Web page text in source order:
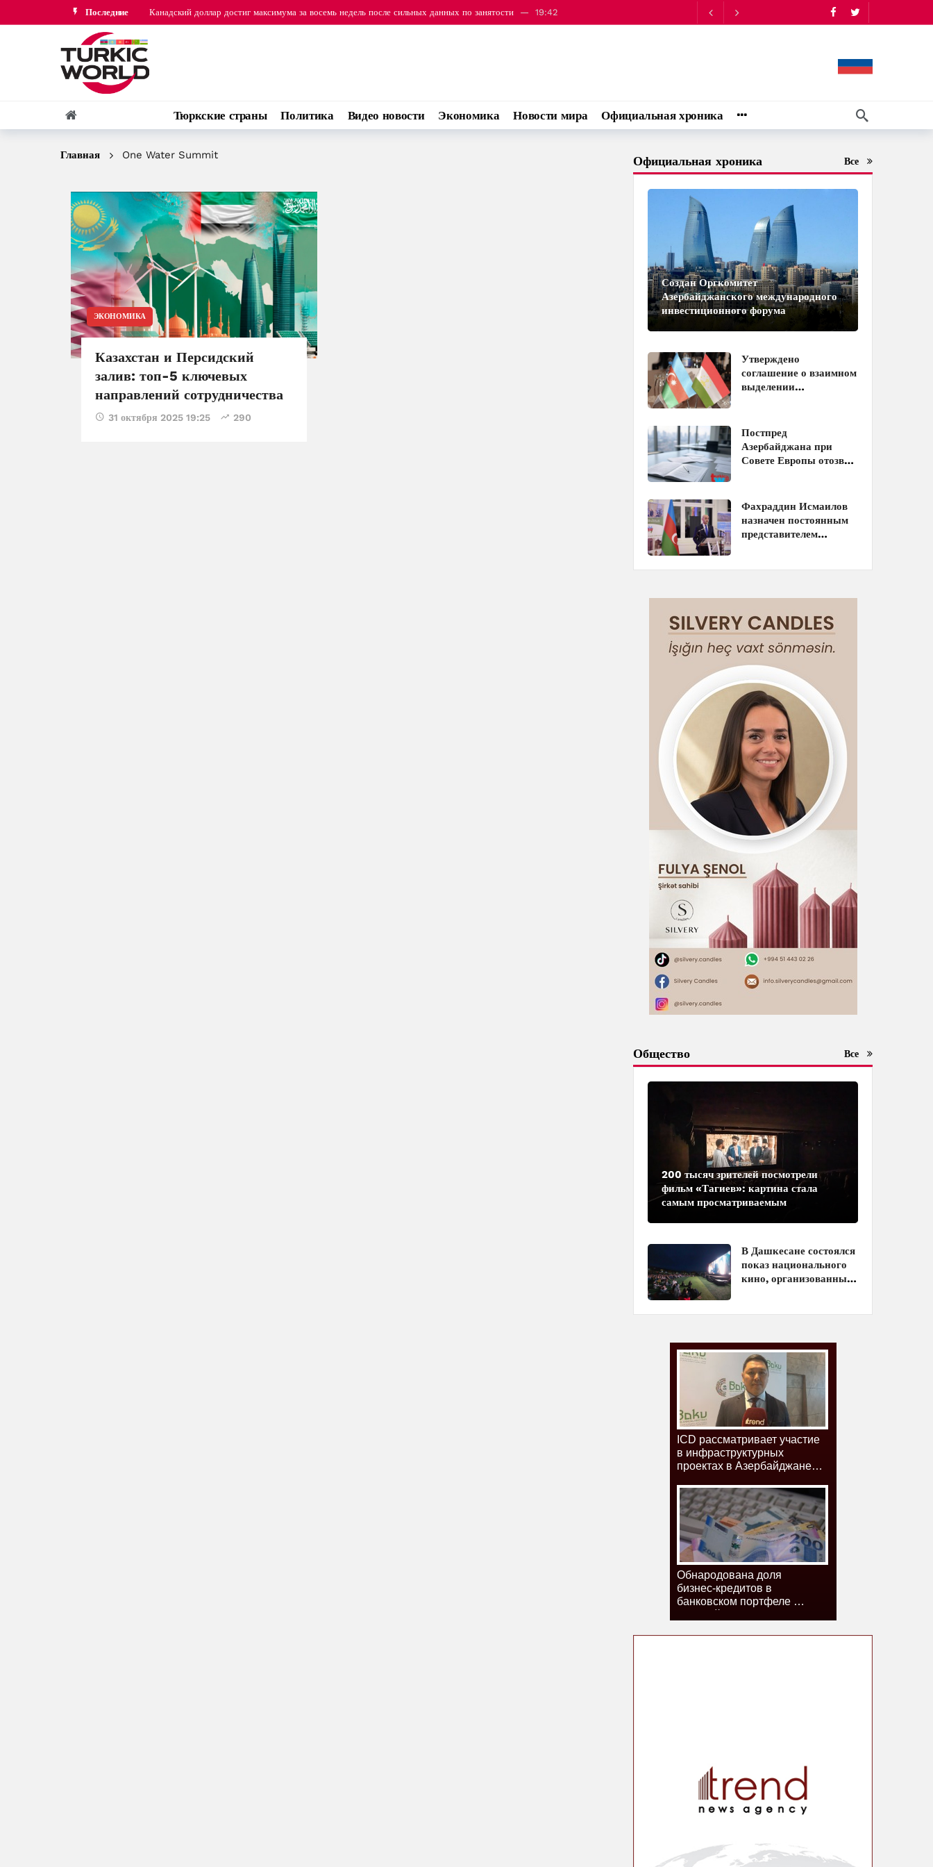
Последние Канадский доллар достиг максимума за восемь недель после сильных данных по занятости 19:42
Тюркские страны Политика Видео новости Экономика Новости мира Официальная хроника
Главная One Water Summit
ЭКОНОМИКА
Казахстан и Персидский
залив: топ-5 ключевых
направлений сотрудничества
31 октября 2025 19:25 290
Официальная хроника Все
Создан Оргкомитет
Азербайджанского международного
инвестиционного форума
Утверждено
соглашение о взаимном
выделении
и Таджикистаном
Постпред
Азербайджана при
Совете Европы отозван
Фахраддин Исмаилов
назначен постоянным
представителем
Общество Все
200 тысяч зрителей посмотрели
фильм «Тагиев»: картина стала
самым просматриваемым
В Дашкесане состоялся
показ национального
кино, организованный